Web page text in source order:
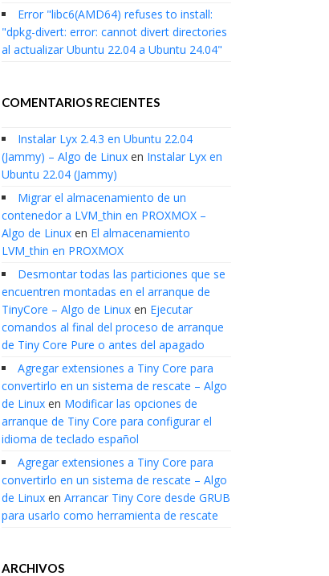
Error "libc6(AMD64) refuses to install:
"dpkg-divert: error: cannot divert directories
al actualizar Ubuntu 22.04 a Ubuntu 24.04"
COMENTARIOS RECIENTES
Instalar Lyx 2.4.3 en Ubuntu 22.04
(Jammy) – Algo de Linux en Instalar Lyx en
Ubuntu 22.04 (Jammy)
Migrar el almacenamiento de un
contenedor a LVM_thin en PROXMOX –
Algo de Linux en El almacenamiento
LVM_thin en PROXMOX
Desmontar todas las particiones que se
encuentren montadas en el arranque de
TinyCore – Algo de Linux en Ejecutar
comandos al final del proceso de arranque
de Tiny Core Pure o antes del apagado
Agregar extensiones a Tiny Core para
convertirlo en un sistema de rescate – Algo
de Linux en Modificar las opciones de
arranque de Tiny Core para configurar el
idioma de teclado español
Agregar extensiones a Tiny Core para
convertirlo en un sistema de rescate – Algo
de Linux en Arrancar Tiny Core desde GRUB
para usarlo como herramienta de rescate
ARCHIVOS